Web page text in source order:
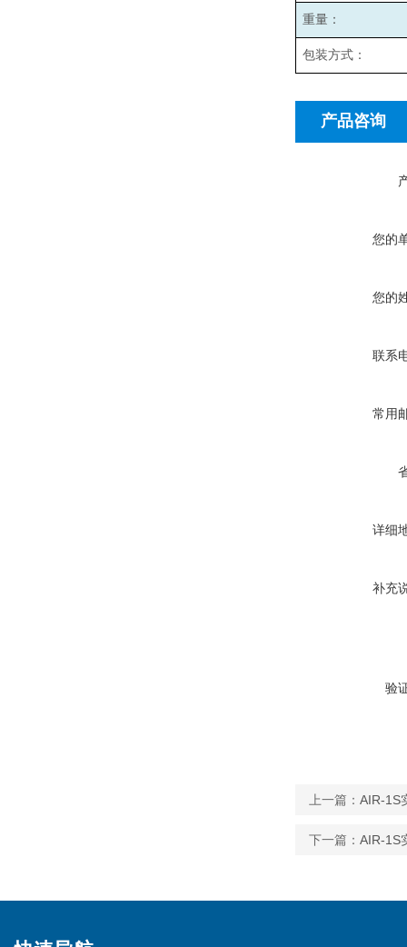
重量：
包装方式：
产品咨询
您的
您的
联系
常用
详细
补充
验
上一篇： AIR-1S
下一篇： AIR-1S